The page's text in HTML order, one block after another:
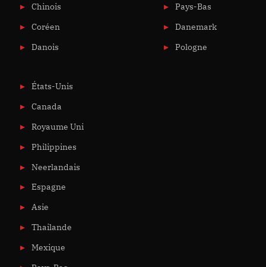
Chinois
Coréen
Danois
Pays-Bas
Danemark
Pologne
États-Unis
Canada
Royaume Uni
Philippines
Neerlandais
Espagne
Asie
Thailande
Mexique